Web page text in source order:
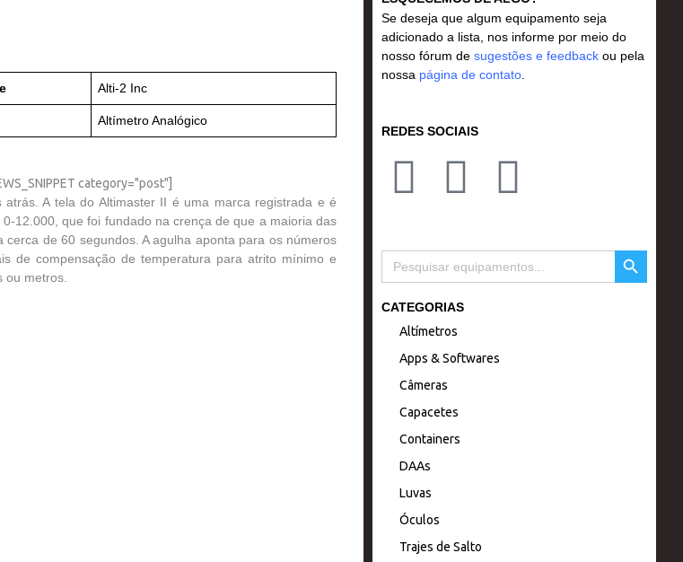
Alti-2 Inc
Altímetro Analógico
category="post"]
A tela do Altimaster II é uma marca registrada e é
12.000, que foi fundado na crença de que a maioria das
de 60 segundos. A agulha aponta para os números
de compensação de temperatura para atrito mínimo e
ou metros.
Se deseja que algum equipamento seja
adicionado a lista, nos informe por meio do
nosso fórum de sugestões e feedback ou pela
nossa página de contato
REDES SOCIAIS
I
s
t
a
g
r
a
m
F
c
e
b
o
o
Y
u
Search
for:
SEARCH BUTTON
CATEGORIAS
Altímetros
Apps & Softwares
Câmeras
Capacetes
Containers
DAAs
Luvas
Óculos
Trajes de Salto